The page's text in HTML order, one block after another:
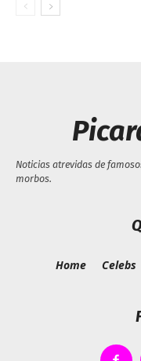
Noticias atrevidas de
morbos.
Home Celebs